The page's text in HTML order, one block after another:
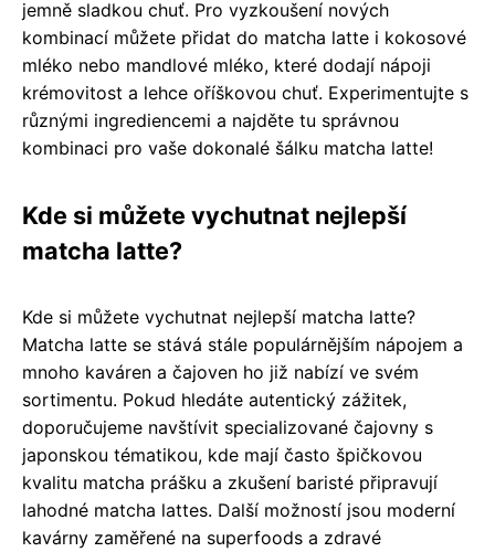
jemně sladkou chuť. Pro vyzkoušení nových
kombinací můžete přidat do matcha latte i kokosové
mléko nebo mandlové mléko, které dodají nápoji
krémovitost a lehce oříškovou chuť. Experimentujte s
různými ingrediencemi a najděte tu správnou
kombinaci pro vaše dokonalé šálku matcha latte!
Kde si můžete vychutnat nejlepší
matcha latte?
Kde si můžete vychutnat nejlepší matcha latte?
Matcha latte se stává stále populárnějším nápojem a
mnoho kaváren a čajoven ho již nabízí ve svém
sortimentu. Pokud hledáte autentický zážitek,
doporučujeme navštívit specializované čajovny s
japonskou tématikou, kde mají často špičkovou
kvalitu matcha prášku a zkušení baristé připravují
lahodné matcha lattes. Další možností jsou moderní
kavárny zaměřené na superfoods a zdravé